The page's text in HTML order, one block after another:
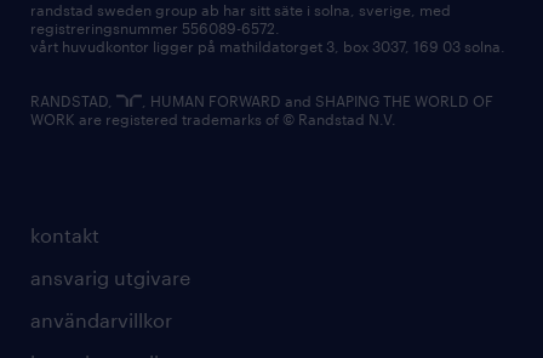
kontakt
ansvarig utgivare
användarvillkor
randstad sweden group ab har sitt säte i solna, sverige, med
registreringsnummer 556089-6572.
vårt huvudkontor ligger på mathildatorget 3, box 3037, 169 03 solna.
RANDSTAD,
, HUMAN FORWARD and SHAPING THE WORLD OF
WORK are registered trademarks of © Randstad N.V.